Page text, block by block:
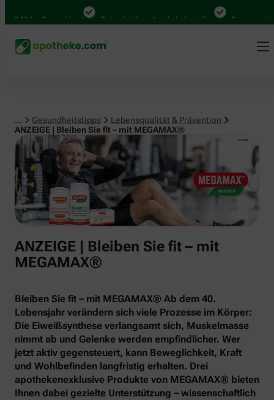
in Deutschland Online bei Ihrer Apotheke bestellen Bequem
... Gesundheitstipps
Lebensqualität & Prävention
ANZEIGE | Bleiben Sie fit – mit MEGAMAX®
Lebensqualität & Prävention
ANZEIGE | Bleiben Sie fit – mit
MEGAMAX®
Bleiben Sie fit – mit MEGAMAX® Ab dem 40.
Lebensjahr verändern sich viele Prozesse im Körper:
Die Eiweißsynthese verlangsamt sich, Muskelmasse
nimmt ab und Gelenke werden empfindlicher. Wer
jetzt aktiv gegensteuert, kann Beweglichkeit, Kraft
und Wohlbefinden langfristig erhalten. Drei
apothekenexklusive Produkte von MEGAMAX® bieten
Ihnen dabei gezielte Unterstützung – wissenschaftlich